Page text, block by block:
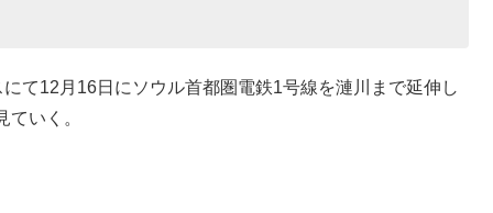
て12月16日にソウル首都圏電鉄1号線を漣川まで延伸し
いく。